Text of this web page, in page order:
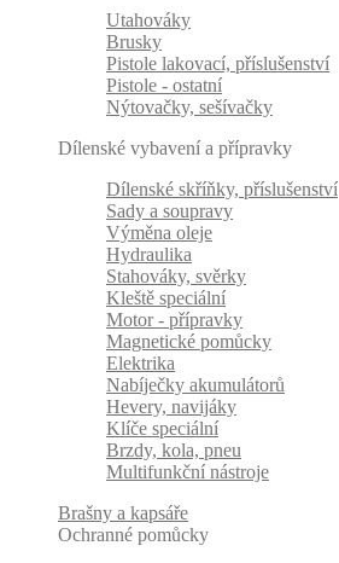
Utahováky
Brusky
Pistole lakovací, příslušenství
Pistole - ostatní
Nýtovačky, sešívačky
Dílenské vybavení a přípravky
Dílenské skříňky, příslušenství
Sady a soupravy
Výměna oleje
Hydraulika
Stahováky, svěrky
Kleště speciální
Motor - přípravky
Magnetické pomůcky
Elektrika
Nabíječky akumulátorů
Hevery, navijáky
Klíče speciální
Brzdy, kola, pneu
Multifunkční nástroje
Brašny a kapsáře
Ochranné pomůcky